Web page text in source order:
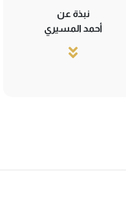
نبذة عن
أحمد المسيري